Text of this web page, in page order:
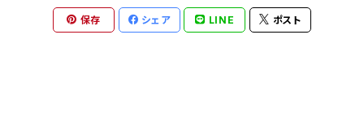
保存 シェア LINE ポスト